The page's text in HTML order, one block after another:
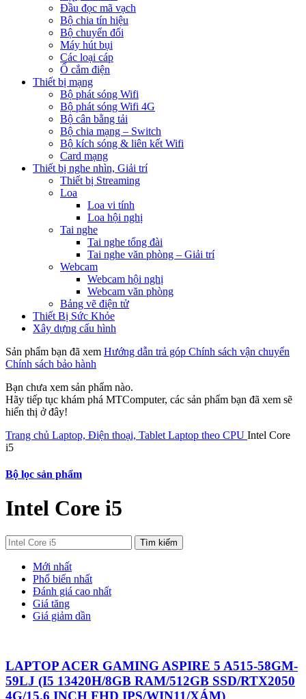
Đầu đọc mã vạch
Bộ chia tín hiệu
Bộ chuyển đổi
Máy hút bụi
Các loại cáp
Ổ cắm điện
Thiết bị mạng
Bộ phát sóng Wifi
Bộ phát sóng Wifi 4G
Bộ cân bằng tải
Bộ chia mạng – Switch
Bộ kích sóng & liên kết Wifi
Card mạng
Thiết bị nghe nhìn, Giải trí
Thiết bị Streaming
Loa
Loa vi tính
Loa hội nghị
Tai nghe
Tai nghe tổng đài
Tai nghe văn phòng – Giải trí
Webcam
Webcam hội nghị
Webcam văn phòng
Bảng vẽ điện tử
Thiết Bị Sức Khỏe
Xây dựng cấu hình
Sản phẩm bạn đã xem Hướng dẫn trả góp Chính sách vận chuyển
Chính sách bảo hành
Bạn chưa xem sản phẩm nào.
Hãy tiếp tục khám phá MTComputer, các sản phẩm bạn đã xem sẽ
hiển thị ở đây!
Trang chủ Laptop, Điện thoại, Tablet Laptop theo CPU Intel Core
i5
Bộ lọc sản phẩm
Intel Core i5
Tìm kiếm
Mới nhất
Phổ biến nhất
Đánh giá cao nhất
Giá tăng
Giá giảm dần
LAPTOP ACER GAMING ASPIRE 5 A515-58GM-
59LJ (I5 13420H/8GB RAM/512GB SSD/RTX2050
4G/15.6 INCH FHD IPS/WIN11/XÁM)